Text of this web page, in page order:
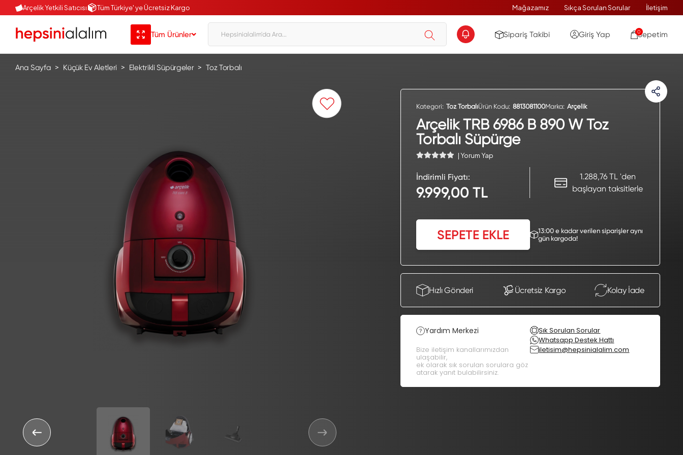
Arçelik Yetkili Satıcısı Tüm Türkiye' ye Ücretsiz Kargo Mağazamız Sıkça Sorulan Sorular İletişim
Tüm Ürünler Sipariş Takibi Giriş Yap 0
Sepetim
Ana Sayfa Küçük Ev Aletleri Elektrikli Süpürgeler Toz Torbalı
Kategori: Toz TorbalıÜrün Kodu: 8813081100Marka: Arçelik
Arçelik TRB 6986 B 890 W Toz
Torbalı Süpürge
| Yorum Yap
İndirimli Fiyatı:
9.999,00 TL
1.288,76 TL 'den
başlayan taksitlerle
SEPETE EKLE
13:00 e kadar verilen siparişler aynı
gün kargoda!
Hızlı Gönderi Ücretsiz Kargo Kolay İade
Yardım Merkezi
Bize iletişim kanallarımızdan
ulaşabilir,
ek olarak sık sorulan sorulara göz
atarak yanıt bulabilirsiniz.
Sık Sorulan Sorular
Whatsapp Destek Hattı
iletisim@hepsinialalim.com